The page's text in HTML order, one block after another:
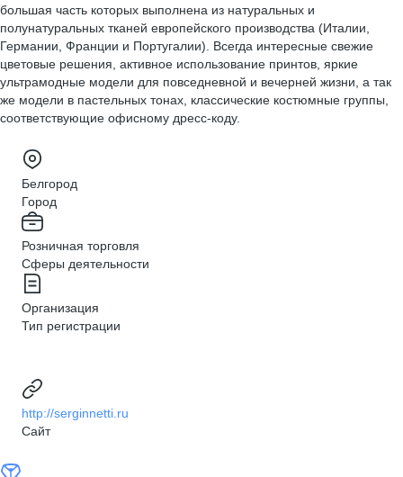
большая часть которых выполнена из натуральных и
полунатуральных тканей европейского производства (Италии,
Германии, Франции и Португалии). Всегда интересные свежие
цветовые решения, активное использование принтов, яркие
ультрамодные модели для повседневной и вечерней жизни, а так
же модели в пастельных тонах, классические костюмные группы,
соответствующие офисному дресс-коду.
Белгород
Город
Розничная торговля
Сферы деятельности
Организация
Тип регистрации
http://serginnetti.ru
Сайт